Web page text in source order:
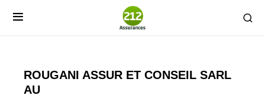
ROUGANI ASSUR ET CONSEIL SARL
AU